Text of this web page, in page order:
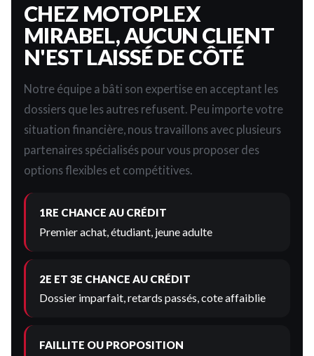
CHEZ MOTOPLEX
MIRABEL, AUCUN CLIENT
N'EST LAISSÉ DE CÔTÉ
Notre équipe a bâti son expertise en acceptant les
dossiers que les autres refusent. Peu importe votre
situation financière, nous travaillons avec plusieurs
partenaires spécialisés pour vous proposer des
options flexibles et compétitives.
1RE CHANCE AU CRÉDIT
Premier achat, étudiant, jeune adulte
2E ET 3E CHANCE AU CRÉDIT
Dossier imparfait, retards passés, cote affaiblie
FAILLITE OU PROPOSITION